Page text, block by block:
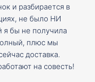
и разбирается в
не было НИ
бы не получила
плюс мы
доставка.
на совесть!